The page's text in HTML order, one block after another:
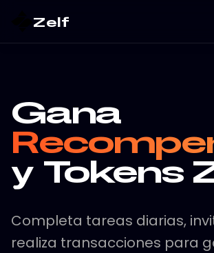
Zelf
Gana
y Tokens
Completa tareas diarias,
realiza transacciones para